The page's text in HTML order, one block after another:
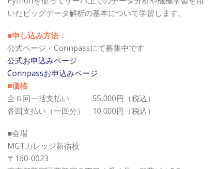
いたビッグデータ解析の基本について学習します。
■申し込み方法：
公式ページ・Connpassにて募集中です
公式お申込みページ
Connpassお申込みページ
■価格
全６回一括支払い 55,000円（税込）
各回支払い（一回分） 10,000円（税込）
■会場
MGTカレッジ新宿校
〒160-0023